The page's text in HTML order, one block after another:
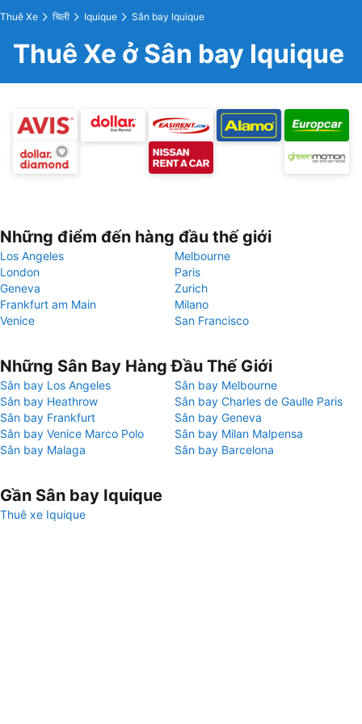
Thuê Xe चिली Iquique Sân bay Iquique
Thuê Xe ở Sân bay Iquique
Những điểm đến hàng đầu thế giới
Los Angeles
Melbourne
London
Paris
Geneva
Zurich
Frankfurt am Main
Milano
Venice
San Francisco
Những Sân Bay Hàng Đầu Thế Giới
Sân bay Los Angeles
Sân bay Melbourne
Sân bay Heathrow
Sân bay Charles de Gaulle Paris
Sân bay Frankfurt
Sân bay Geneva
Sân bay Venice Marco Polo
Sân bay Milan Malpensa
Sân bay Malaga
Sân bay Barcelona
Gần Sân bay Iquique
Thuê xe Iquique